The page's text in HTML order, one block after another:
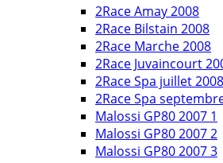
2Race Amay 2008
2Race Bilstain 2008
2Race Marche 2008
2Race Juvaincourt
2Race Spa juillet 2008
2Race Spa
Malossi GP80 2007 1
Malossi GP80 2007 2
Malossi GP80 2007 3